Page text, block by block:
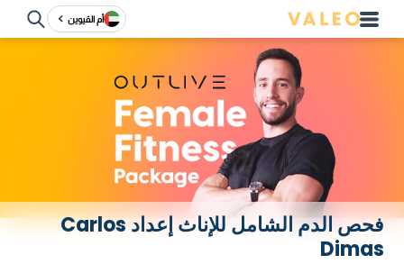
أم القيوين
فحص الدم الشامل للإناث إعداد Carlos
Dimas